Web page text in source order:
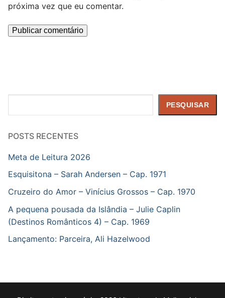
próxima vez que eu comentar.
PESQUISAR
POSTS RECENTES
Meta de Leitura 2026
Esquisitona – Sarah Andersen – Cap. 1971
Cruzeiro do Amor – Vinícius Grossos – Cap. 1970
A pequena pousada da Islândia – Julie Caplin
(Destinos Românticos 4) – Cap. 1969
Lançamento: Parceira, Ali Hazelwood